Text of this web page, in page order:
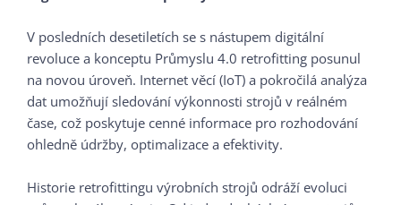
V posledních desetiletích se s nástupem digitální
revoluce a konceptu Průmyslu 4.0 retrofitting posunul
na novou úroveň. Internet věcí (IoT) a pokročilá analýza
dat umožňují sledování výkonnosti strojů v reálném
čase, což poskytuje cenné informace pro rozhodování
ohledně údržby, optimalizace a efektivity.
Historie retrofittingu výrobních strojů odráží evoluci